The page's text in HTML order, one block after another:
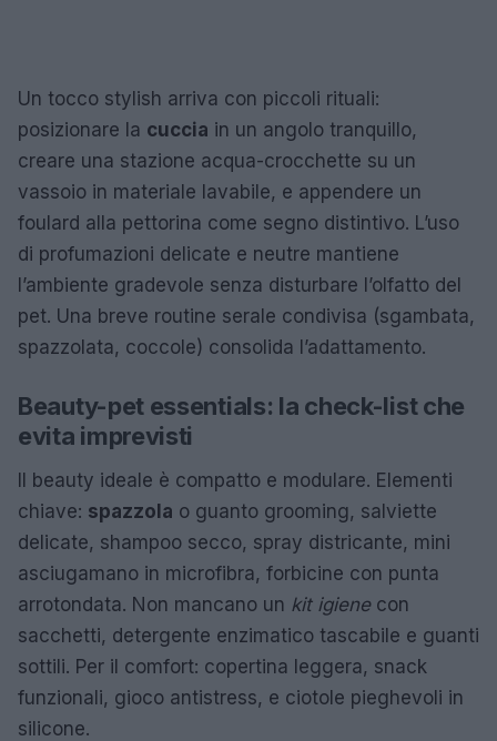
Un tocco stylish arriva con piccoli rituali:
posizionare la cuccia in un angolo tranquillo,
creare una stazione acqua-crocchette su un
vassoio in materiale lavabile, e appendere un
foulard alla pettorina come segno distintivo. L’uso
di profumazioni delicate e neutre mantiene
l’ambiente gradevole senza disturbare l’olfatto del
pet. Una breve routine serale condivisa (sgambata,
spazzolata, coccole) consolida l’adattamento.
Beauty-pet essentials: la check-list che
evita imprevisti
Il beauty ideale è compatto e modulare. Elementi
chiave: spazzola o guanto grooming, salviette
delicate, shampoo secco, spray districante, mini
asciugamano in microfibra, forbicine con punta
arrotondata. Non mancano un kit igienecon
sacchetti, detergente enzimatico tascabile e guanti
sottili. Per il comfort: copertina leggera, snack
funzionali, gioco antistress, e ciotole pieghevoli in
silicone.